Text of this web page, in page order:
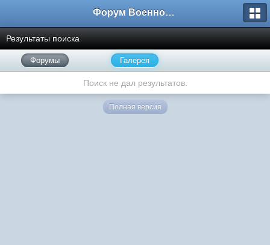
Форум Военно-Исторических Реконструкторов
Результаты поиска
Форумы Галерея
Поиск не дал результатов.
Полная версия